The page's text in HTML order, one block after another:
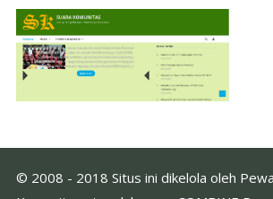
© 2008 - 2018 Situs ini dikelola oleh